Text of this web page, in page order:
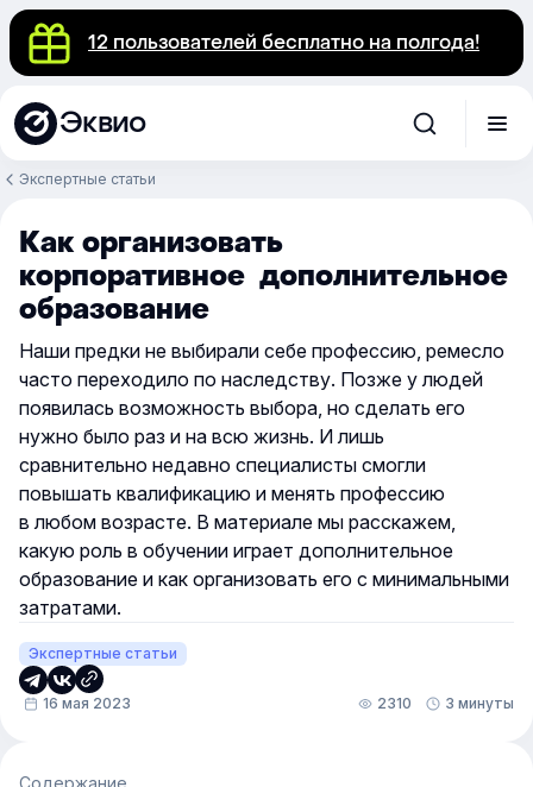
12 пользователей бесплатно на полгода!
Эквио
Экспертные статьи
Как организовать
корпоративное дополнительное
образование
Наши предки не выбирали себе профессию, ремесло
часто переходило по наследству. Позже у людей
появилась возможность выбора, но сделать его
нужно было раз и на всю жизнь. И лишь
сравнительно недавно специалисты смогли
повышать квалификацию и менять профессию
в любом возрасте. В материале мы расскажем,
какую роль в обучении играет дополнительное
образование и как организовать его с минимальными
затратами.
Экспертные статьи
16 мая 2023 2310 3 минуты
Содержание